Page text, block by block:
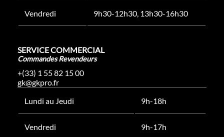
Vendredi 9h30-12h30, 13h30-16h30
SERVICE COMMERCIAL
Commandes Revendeurs
+(33) 1 55 82 15 00
gk@gkpro.fr
Lundi au Jeudi
9h-18h
Vendredi 9h-17h